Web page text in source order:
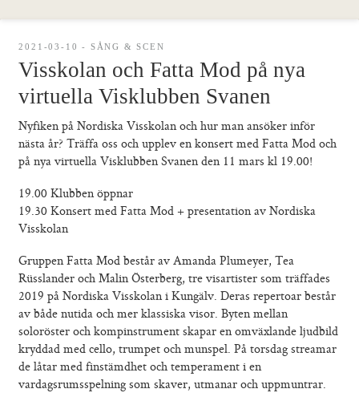
Galleri
Hem – Nordiska folkhögskolan
Om skolan
Nyheter
Kontakt
2021-03-10 - SÅNG & SCEN
Visskolan och Fatta Mod på nya
virtuella Visklubben Svanen
Nyfiken på Nordiska Visskolan och hur man ansöker inför
nästa år? Träffa oss och upplev en konsert med Fatta Mod och
på nya virtuella Visklubben Svanen den 11 mars kl 19.00!
19.00 Klubben öppnar
19.30 Konsert med Fatta Mod + presentation av Nordiska
Visskolan
Gruppen Fatta Mod består av Amanda Plumeyer, Tea
Rüsslander och Malin Österberg, tre visartister som träffades
2019 på Nordiska Visskolan i Kungälv. Deras repertoar består
av både nutida och mer klassiska visor. Byten mellan
soloröster och kompinstrument skapar en omväxlande ljudbild
kryddad med cello, trumpet och munspel. På torsdag streamar
de låtar med finstämdhet och temperament i en
vardagsrumsspelning som skaver, utmanar och uppmuntrar.